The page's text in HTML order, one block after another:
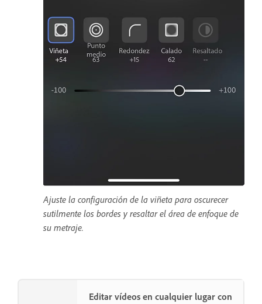
Ajuste la configuración de la viñeta para oscurecer
sutilmente los bordes y resaltar el área de enfoque de
su metraje.
Editar vídeos en cualquier lugar con